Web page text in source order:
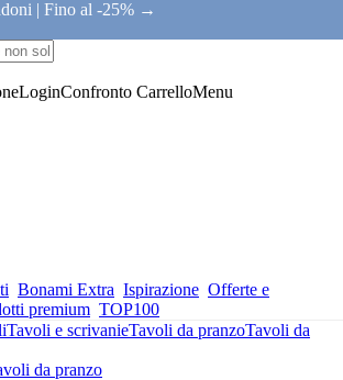
| Fino al -25% →
LoginConfronto CarrelloMenu
Bonami Extra Ispirazione Offerte e
premium TOP100
Tavoli e scrivanieTavoli da pranzoTavoli da
da pranzo